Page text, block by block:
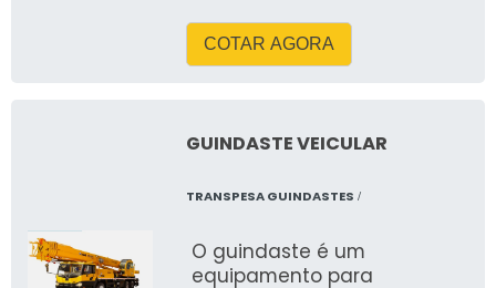
COTAR AGORA
GUINDASTE VEICULAR
TRANSPESA GUINDASTES /
O guindaste é um
equipamento para